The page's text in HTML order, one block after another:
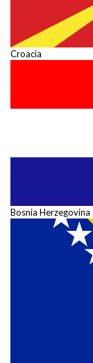
Croacia
Bosnia Herzegovina